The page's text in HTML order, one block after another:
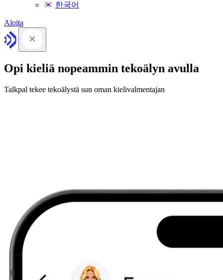
한국어
Aloita
Opi kieliä nopeammin tekoälyn avulla
Talkpal tekee tekoälystä sun oman kielivalmentajan